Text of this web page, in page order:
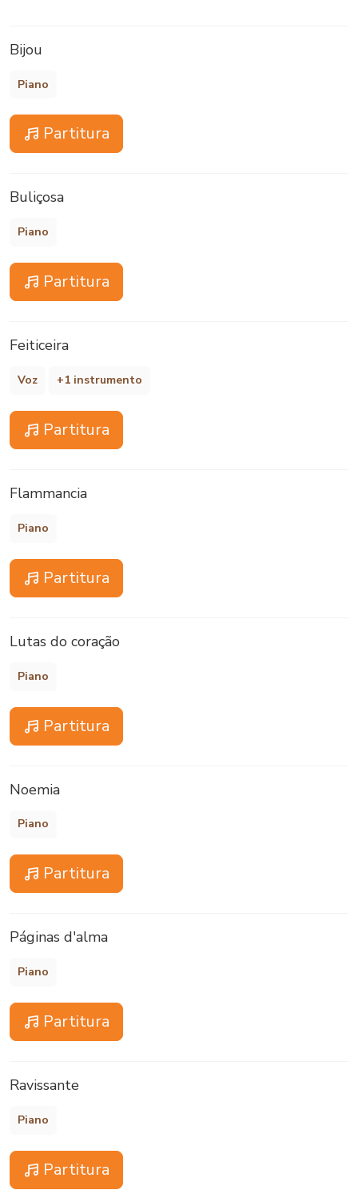
Bijou
Piano
Partitura
Buliçosa
Piano
Partitura
Feiticeira
Voz +1 instrumento
Partitura
Flammancia
Piano
Partitura
Lutas do coração
Piano
Partitura
Noemia
Piano
Partitura
Páginas d'alma
Piano
Partitura
Ravissante
Piano
Partitura